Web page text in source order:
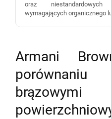
oraz
wymagających organicznego
Armani
brązowymi